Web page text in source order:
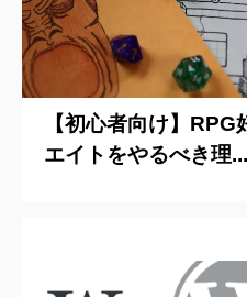
【初心者向け】
エイトをやるべき理...